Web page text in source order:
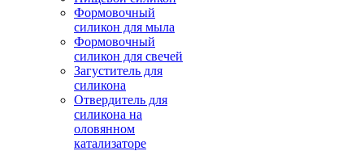
Формовочный
силикон для мыла
Формовочный
силикон для свечей
Загуститель для
силикона
Отвердитель для
силикона на
оловянном
катализаторе